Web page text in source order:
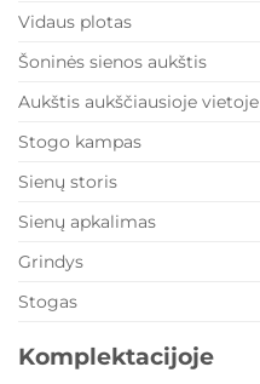
Vidaus plotas
Šoninės sienos aukštis
Aukštis aukščiausioje vietoje
Stogo kampas
Sienų storis
Sienų apkalimas
Grindys
Stogas
Komplektacijoje